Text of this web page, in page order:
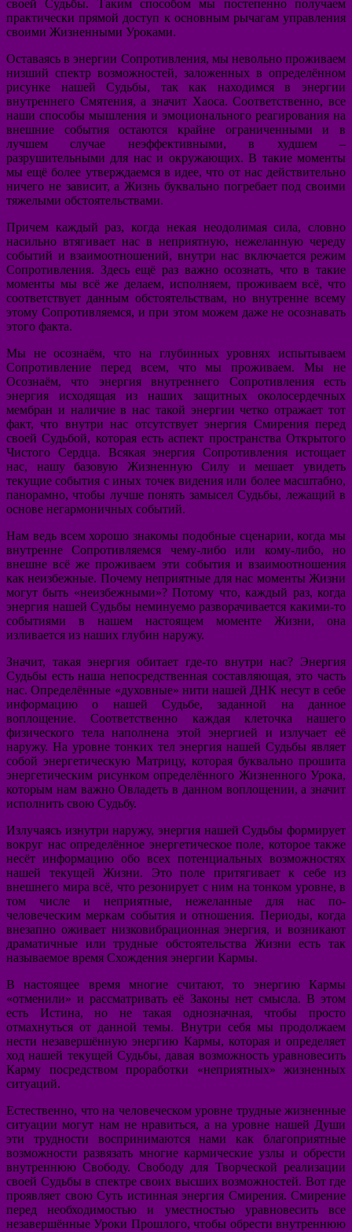
своей Судьбы. Таким способом мы постепенно получаем
практически прямой доступ к основным рычагам управления
своими Жизненными Уроками.
Оставаясь в энергии Сопротивления, мы невольно проживаем
низший спектр возможностей, заложенных в определённом
рисунке нашей Судьбы, так как находимся в энергии
внутреннего Смятения, а значит Хаоса. Соответственно, все
наши способы мышления и эмоционального реагирования на
внешние события остаются крайне ограниченными и в
лучшем случае неэффективными, в худшем –
разрушительными для нас и окружающих. В такие моменты
мы ещё более утверждаемся в идее, что от нас действительно
ничего не зависит, а Жизнь буквально погребает под своими
тяжелыми обстоятельствами.
Причем каждый раз, когда некая неодолимая сила, словно
насильно втягивает нас в неприятную, нежеланную череду
событий и взаимоотношений, внутри нас включается режим
Сопротивления. Здесь ещё раз важно осознать, что в такие
моменты мы всё же делаем, исполняем, проживаем всё, что
соответствует данным обстоятельствам, но внутренне всему
этому Сопротивляемся, и при этом можем даже не осознавать
этого факта.
Мы не осознаём, что на глубинных уровнях испытываем
Сопротивление перед всем, что мы проживаем. Мы не
Осознаём, что энергия внутреннего Сопротивления есть
энергия исходящая из наших защитных околосердечных
мембран и наличие в нас такой энергии четко отражает тот
факт, что внутри нас отсутствует энергия Смирения перед
своей Судьбой, которая есть аспект пространства Открытого
Чистого Сердца. Всякая энергия Сопротивления истощает
нас, нашу базовую Жизненную Силу и мешает увидеть
текущие события с иных точек видения или более масштабно,
панорамно, чтобы лучше понять замысел Судьбы, лежащий в
основе негармоничных событий.
Нам ведь всем хорошо знакомы подобные сценарии, когда мы
внутренне Сопротивляемся чему-либо или кому-либо, но
внешне всё же проживаем эти события и взаимоотношения
как неизбежные. Почему неприятные для нас моменты Жизни
могут быть «неизбежными»? Потому что, каждый раз, когда
энергия нашей Судьбы неминуемо разворачивается какими-то
событиями в нашем настоящем моменте Жизни, она
изливается из наших глубин наружу.
Значит, такая энергия обитает где-то внутри нас? Энергия
Судьбы есть наша непосредственная составляющая, это часть
нас. Определённые «духовные» нити нашей ДНК несут в себе
информацию о нашей Судьбе, заданной на данное
воплощение. Соответственно каждая клеточка нашего
физического тела наполнена этой энергией и излучает её
наружу. На уровне тонких тел энергия нашей Судьбы являет
собой энергетическую Матрицу, которая буквально прошита
энергетическим рисунком определённого Жизненного Урока,
которым нам важно Овладеть в данном воплощении, а значит
исполнить свою Судьбу.
Излучаясь изнутри наружу, энергия нашей Судьбы формирует
вокруг нас определённое энергетическое поле, которое также
несёт информацию обо всех потенциальных возможностях
нашей текущей Жизни. Это поле притягивает к себе из
внешнего мира всё, что резонирует с ним на тонком уровне, в
том числе и неприятные, нежеланные для нас по-
человеческим меркам события и отношения. Периоды, когда
внезапно оживает низковибрационная энергия, и возникают
драматичные или трудные обстоятельства Жизни есть так
называемое время Схождения энергии Кармы.
В настоящее время многие считают, то энергию Кармы
«отменили» и рассматривать её Законы нет смысла. В этом
есть Истина, но не такая однозначная, чтобы просто
отмахнуться от данной темы. Внутри себя мы продолжаем
нести незавершённую энергию Кармы, которая и определяет
ход нашей текущей Судьбы, давая возможность уравновесить
Карму посредством проработки «неприятных» жизненных
ситуаций.
Естественно, что на человеческом уровне трудные жизненные
ситуации могут нам не нравиться, а на уровне нашей Души
эти трудности воспринимаются нами как благоприятные
возможности развязать многие кармические узлы и обрести
внутреннюю Свободу. Свободу для Творческой реализации
своей Судьбы в спектре своих высших возможностей. Вот где
проявляет свою Суть истинная энергия Смирения. Смирение
перед необходимостью и уместностью уравновесить все
незавершённые Уроки Прошлого, чтобы обрести внутреннюю